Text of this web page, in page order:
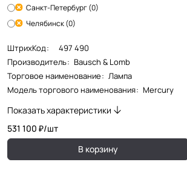
Санкт-Петербург (0)
Челябинск (0)
ШтрихКод:
497 490
Производитель: Bausch & Lomb
Торговое наименование: Лампа
Модель торгового наименования: Mercury
Показать характеристики
531 100 ₽/шт
В корзину